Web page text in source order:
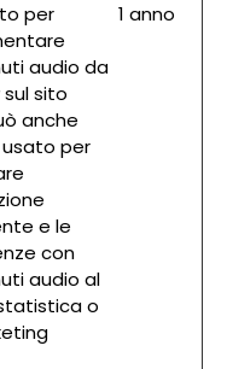
per
audio da
sito
anche
per
e le
con
audio al
o
1 anno